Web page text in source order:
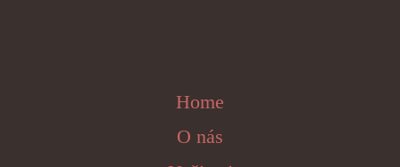
Home
O nás